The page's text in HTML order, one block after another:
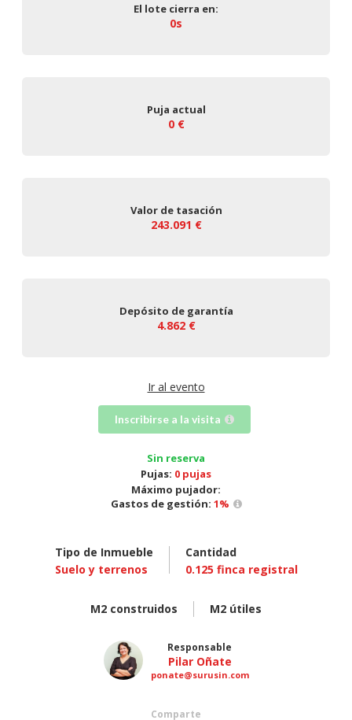
El lote cierra en:
0s
Puja actual
0 €
Valor de tasación
243.091 €
Depósito de garantía
4.862 €
Ir al evento
Inscribirse a la visita
Sin reserva
Pujas: 0 pujas
Máximo pujador:
Gastos de gestión: 1%
Tipo de Inmueble
Suelo y terrenos
Cantidad
0.125 finca registral
M2 construidos M2 útiles
Responsable
Pilar Oñate
ponate@surusin.com
Comparte